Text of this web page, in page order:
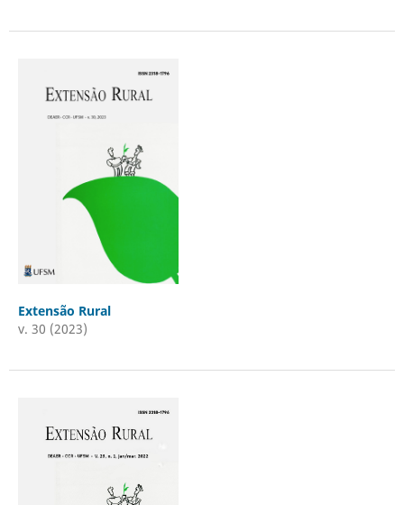
Extensão Rural
v. 30 (2023)